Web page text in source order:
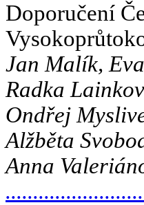
Doporučení
Jan Malík,
Radka
Ondřej
Alžběta
Anna